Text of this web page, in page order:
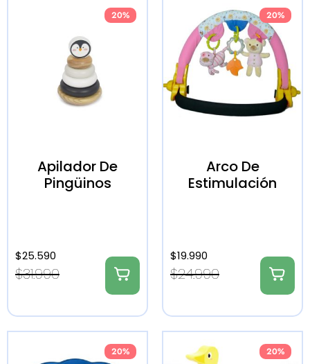
20%
Apilador De
Pingüinos
$31.990
$25.590
20%
Arco De
Estimulación
$24.990
$19.990
20% 20%